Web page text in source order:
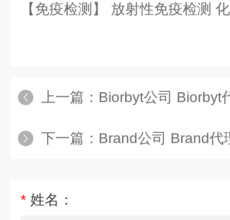
【免疫检测】 放射性免疫检测
上一篇： Biorbyt公司 Biorbyt
下一篇： Brand公司 Brand代
* 姓名：